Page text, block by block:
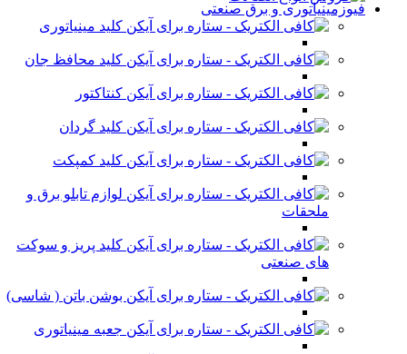
فیوزمینیاتوری و برق صنعتی
کلید مینیاتوری
کلید محافظ جان
کنتاکتور
کلید گردان
کلید کمپکت
لوازم تابلو برق و
ملحقات
کلید پریز و سوکت
های صنعتی
بوشن باتن ( شاسی)
جعبه مینیاتوری